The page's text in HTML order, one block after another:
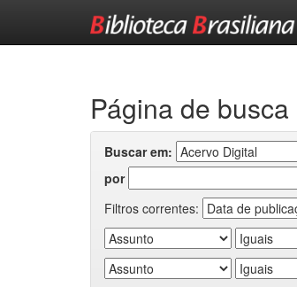
Página de busca
Buscar em:
por
Filtros correntes: